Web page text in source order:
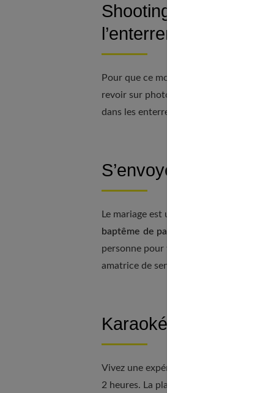
Shooting photos
l’enterrement de vie
Pour que ce moment reste gravé, quoi
revoir sur photos vos merveilleux
dans les enterrements de vie de jeune
S’envoyer en l’air
Le mariage est un grand saut dans le
baptême de parachute
personne pour voler à plus de 4 000 m.
amatrice de sensations fortes.
Karaoké privatif entre
Vivez une expérience amusante en
2 heures. La playlist est régulièrement